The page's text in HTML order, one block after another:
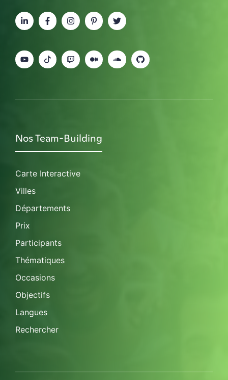
Nos Team-Building
Carte Interactive
Villes
Départements
Prix
Participants
Thématiques
Occasions
Objectifs
Langues
Rechercher